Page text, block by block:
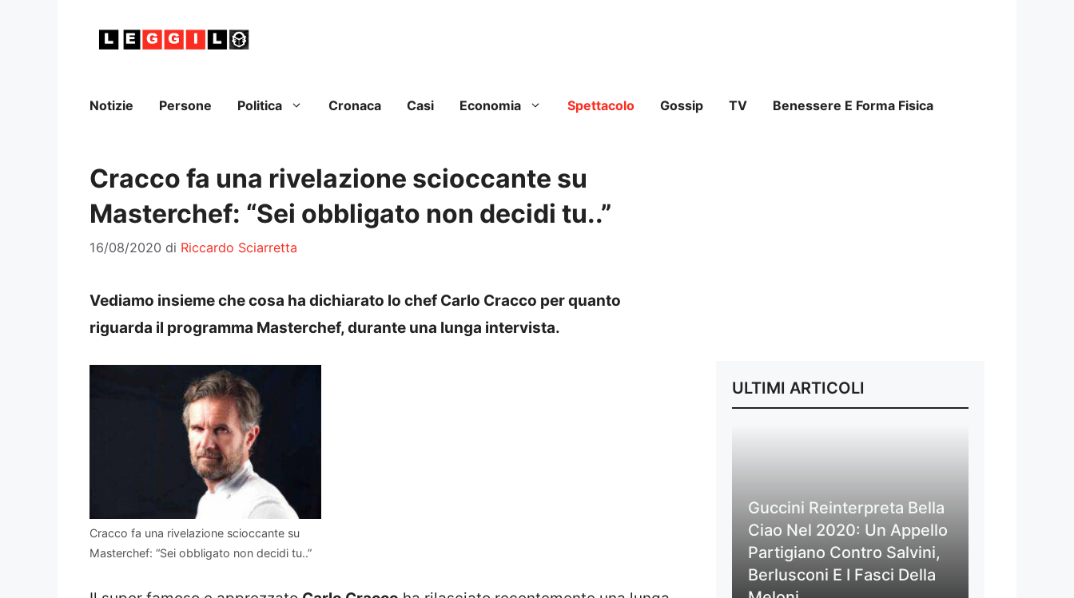
Notizie Persone Politica Cronaca Casi Economia Spettacolo Gossip TV Benessere E Forma Fisica
Cracco fa una rivelazione scioccante su
Masterchef: “Sei obbligato non decidi tu..”
16/08/2020 di Riccardo Sciarretta
Vediamo insieme che cosa ha dichiarato lo chef Carlo Cracco per quanto
riguarda il programma Masterchef, durante una lunga intervista.
Cracco fa una rivelazione scioccante su
Masterchef: “Sei obbligato non decidi tu..”
ULTIMI ARTICOLI
Guccini Reinterpreta Bella
Ciao Nel 2020: Un Appello
Partigiano Contro Salvini,
Berlusconi E I Fasci Della